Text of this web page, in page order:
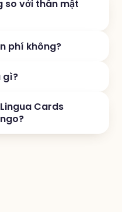
so với thân mật
phí không?
gì?
Cards